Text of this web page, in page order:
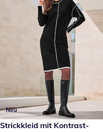
Neu
49,99 €
Strickkleid mit Kontrast-